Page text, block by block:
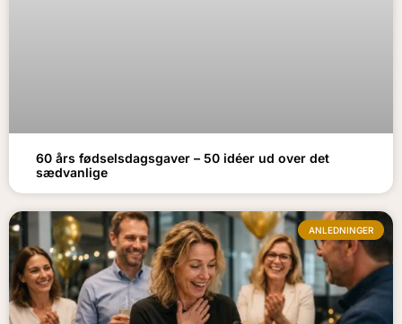
60 års fødselsdagsgaver – 50 idéer ud over det
sædvanlige
ANLEDNINGER